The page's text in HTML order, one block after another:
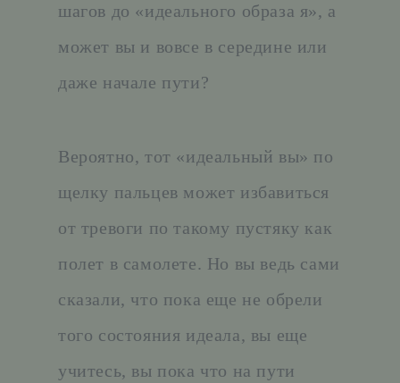
шагов до «идеального образа я», а
может вы и вовсе в середине или
даже начале пути?
Вероятно, тот «идеальный вы» по
щелку пальцев может избавиться
от тревоги по такому пустяку как
полет в самолете. Но вы ведь сами
сказали, что пока еще не обрели
того состояния идеала, вы еще
учитесь, вы пока что на пути